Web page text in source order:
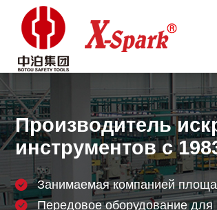
Производитель
инструментов с
Занимаемая компанией
Передовое оборудование для